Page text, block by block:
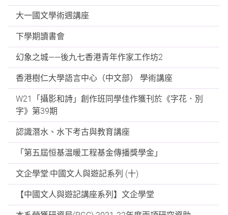
大一國文學術週講座
下學期讀書會
幻象之城——後九七香港青年作家工作坊2
香港樹仁大學語言中心（中文部） 學術講座
W21「攝影和詩」創作班同學佳作獲刊於《字花．別
字》第39期
認識潛水、水下考古與教育講座
「第五屆恒基温暖工程基金傳播獎學金」
文企學堂:中國文人與遊記系列 (十)
【中國文人與遊記講座系列】文企學堂